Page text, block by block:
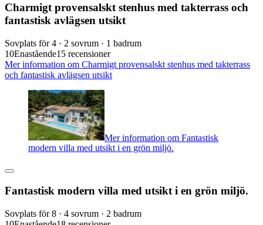
Charmigt provensalskt stenhus med takterrass och
fantastisk avlägsen utsikt
Sovplats för 4 · 2 sovrum · 1 badrum
10Enastående15 recensioner
Mer information om Charmigt provensalskt stenhus med takterrass
och fantastisk avlägsen utsikt
Mer information om Fantastisk
modern villa med utsikt i en grön miljö.
Fantastisk modern villa med utsikt i en grön miljö.
Sovplats för 8 · 4 sovrum · 2 badrum